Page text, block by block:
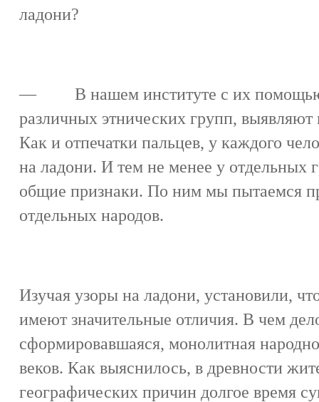
ладони?
— В нашем институте с их помощью
различных этнических групп,
Как и отпечатки пальцев, у каждого
на ладони. И тем не менее у отдельных
общие признаки. По ним мы пытаемся
отдельных народов.
Изучая узоры на ладони, установили,
имеют значительные отличия. В чем
сформировавшаяся, монолитная
веков. Как выяснилось, в древности
географических причин долгое время